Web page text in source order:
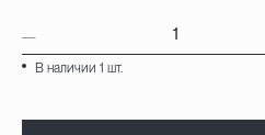
В наличии 1 шт.